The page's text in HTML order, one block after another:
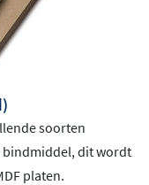
soorten
bindmiddel, dit wordt
platen.